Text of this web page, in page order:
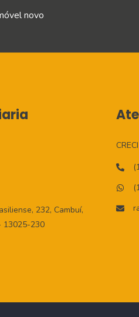
novo
232, Cambuí,
13025-230
CRECI